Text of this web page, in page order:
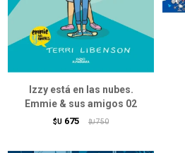
Izzy está en las nubes.
Emmie & sus amigos 02
$U 675 $U 750